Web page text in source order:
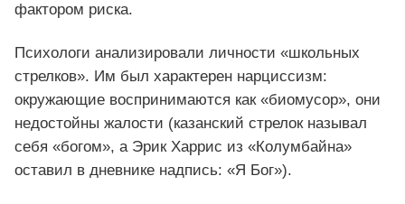
фактором риска.
Психологи анализировали личности «школьных
стрелков». Им был характерен нарциссизм:
окружающие воспринимаются как «биомусор», они
недостойны жалости (казанский стрелок называл
себя «богом», а Эрик Харрис из «Колумбайна»
оставил в дневнике надпись: «Я Бог»).